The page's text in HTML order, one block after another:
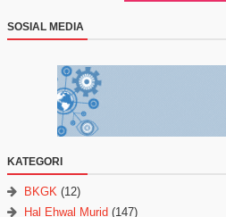
SOSIAL MEDIA
KATEGORI
BKGK (12)
Hal Ehwal Murid (147)